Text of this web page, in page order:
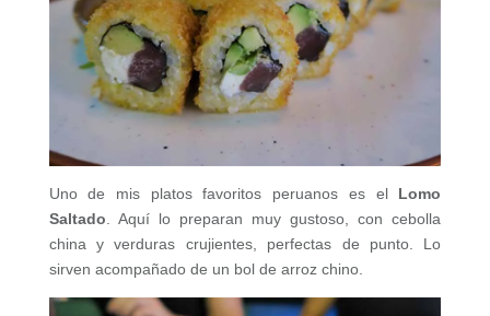
Uno de mis platos favoritos peruanos es el Lomo
Saltado . Aquí lo preparan muy gustoso, con cebolla
china y verduras crujientes, perfectas de punto. Lo
sirven acompañado de un bol de arroz chino.